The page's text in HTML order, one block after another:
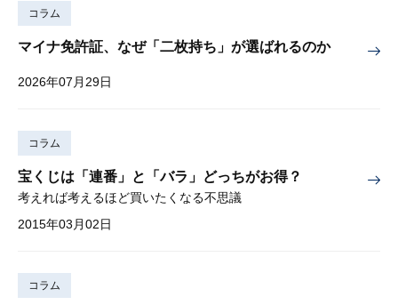
コラム
マイナ免許証、なぜ「二枚持ち」が選ばれるのか
2026年07月29日
コラム
宝くじは「連番」と「バラ」どっちがお得？
考えれば考えるほど買いたくなる不思議
2015年03月02日
コラム